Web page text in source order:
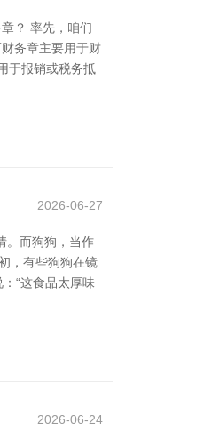
？ 率先，咱们
务章主要用于财
于报销或税务抵
2026-06-27
。而狗狗，当作
，有些狗狗在镜
“这食品太厚味
2026-06-24